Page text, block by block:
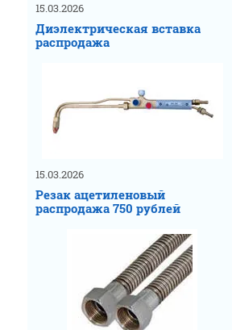
15.03.2026
Диэлектрическая вставка
распродажа
15.03.2026
Резак ацетиленовый
распродажа 750 рублей